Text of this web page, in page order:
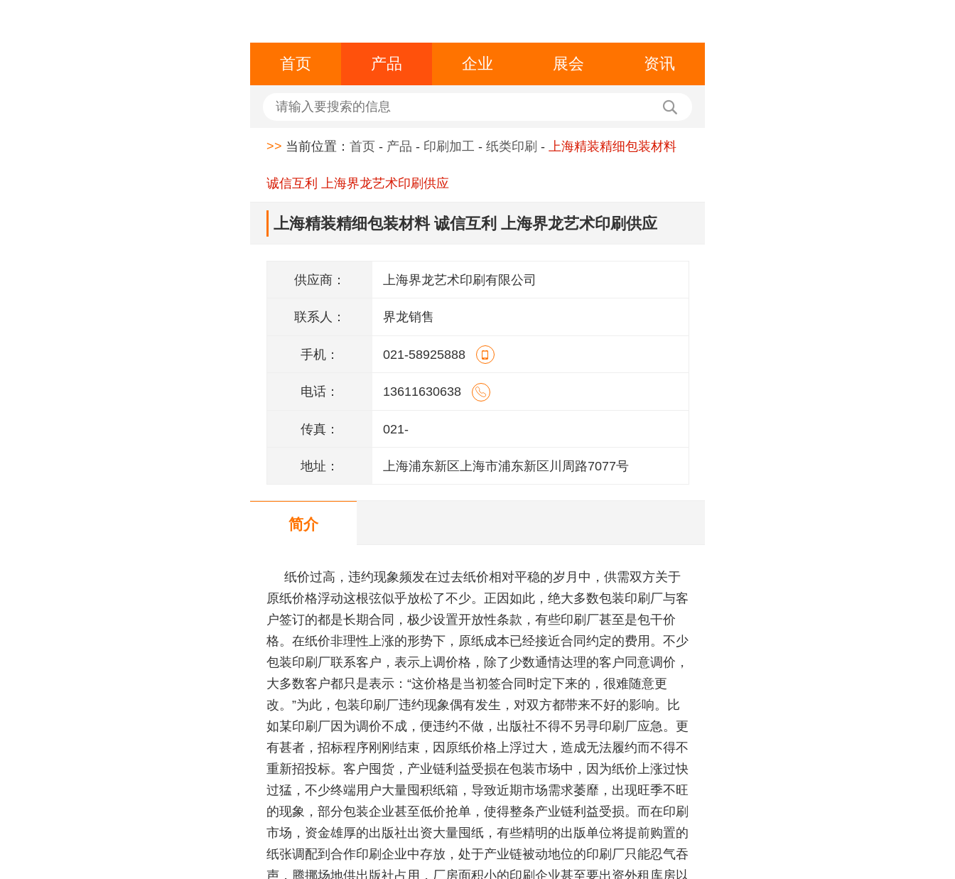
首页 产品 企业 展会 资讯
>> 当前位置： 首页 - 产品 - 印刷加工 - 纸类印刷 - 上海精装精细包装材料
诚信互利 上海界龙艺术印刷供应
上海精装精细包装材料 诚信互利 上海界龙艺术印刷供应
供应商： 上海界龙艺术印刷有限公司
联系人： 界龙销售
手机： 021-58925888
电话： 13611630638
传真： 021-
地址： 上海浦东新区上海市浦东新区川周路7077号
简介
纸价过高，违约现象频发在过去纸价相对平稳的岁月中，供需双方关于
原纸价格浮动这根弦似乎放松了不少。正因如此，绝大多数包装印刷厂与客
户签订的都是长期合同，极少设置开放性条款，有些印刷厂甚至是包干价
格。在纸价非理性上涨的形势下，原纸成本已经接近合同约定的费用。不少
包装印刷厂联系客户，表示上调价格，除了少数通情达理的客户同意调价，
大多数客户都只是表示：“这价格是当初签合同时定下来的，很难随意更
改。”为此，包装印刷厂违约现象偶有发生，对双方都带来不好的影响。比
如某印刷厂因为调价不成，便违约不做，出版社不得不另寻印刷厂应急。更
有甚者，招标程序刚刚结束，因原纸价格上浮过大，造成无法履约而不得不
重新招投标。客户囤货，产业链利益受损在包装市场中，因为纸价上涨过快
过猛，不少终端用户大量囤积纸箱，导致近期市场需求萎靡，出现旺季不旺
的现象，部分包装企业甚至低价抢单，使得整条产业链利益受损。而在印刷
市场，资金雄厚的出版社出资大量囤纸，有些精明的出版单位将提前购置的
纸张调配到合作印刷企业中存放，处于产业链被动地位的印刷厂只能忍气吞
声，腾挪场地供出版社占用，厂房面积小的印刷企业甚至要出资外租库房以